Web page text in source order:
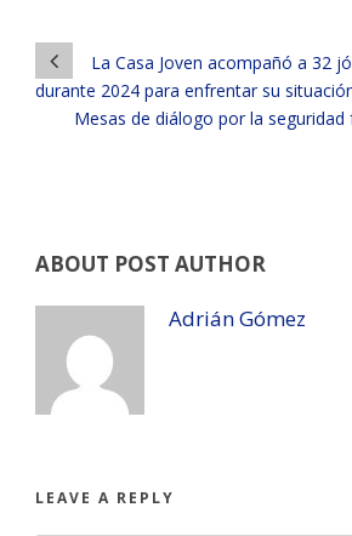
La Casa Joven acompañó a 32
durante 2024 para enfrentar su
Mesas de diálogo por la seguridad
ABOUT POST AUTHOR
Adrián Gómez
LEAVE A REPLY